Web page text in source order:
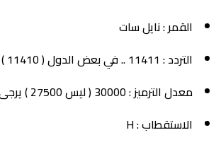
القمر : نايل سات
التردد : 11411 .. في بعض الدول ( 11410 )
معدل الترميز : 30000 ( ليس 27500 ) يرجى الدقة.
الاستقطاب : H